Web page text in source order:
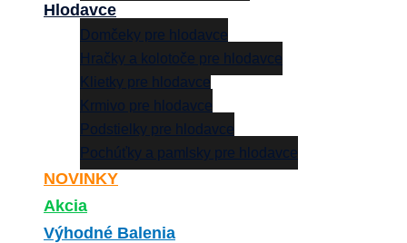
Hlodavce
Domčeky pre hlodavce
Hračky a kolotoče pre hlodavce
Klietky pre hlodavce
Krmivo pre hlodavce
Podstielky pre hlodavce
Pochúťky a pamlsky pre hlodavce
NOVINKY
Akcia
Výhodné Balenia